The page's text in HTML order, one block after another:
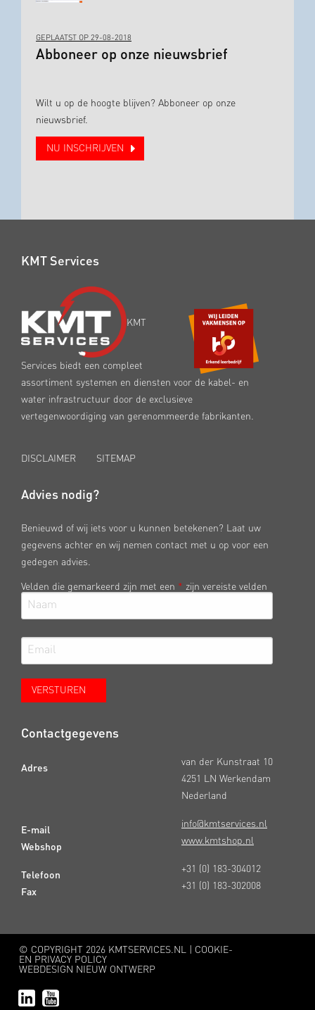
GEPLAATST OP 29-08-2018
Abboneer op onze nieuwsbrief
Wilt u op de hoogte blijven? Abboneer op onze
nieuwsbrief.
NU INSCHRIJVEN
KMT Services
KMT
Services biedt een compleet
assortiment systemen en diensten voor de kabel- en
water infrastructuur door de exclusieve
vertegenwoordiging van gerenommeerde fabrikanten.
DISCLAIMER SITEMAP
Advies nodig?
Benieuwd of wij iets voor u kunnen betekenen? Laat uw
gegevens achter en wij nemen contact met u op voor een
gedegen advies.
Velden die gemarkeerd zijn met een * zijn vereiste velden
Contactgegevens
Adres
E-mail
Webshop
Telefoon
Fax
van der Kunstraat 10
4251 LN Werkendam
Nederland
info@kmtservices.nl
www.kmtshop.nl
+31 (0) 183-304012
+31 (0) 183-302008
© COPYRIGHT 2026 KMTSERVICES.NL | COOKIE-
EN PRIVACY POLICY
WEBDESIGN NIEUW ONTWERP